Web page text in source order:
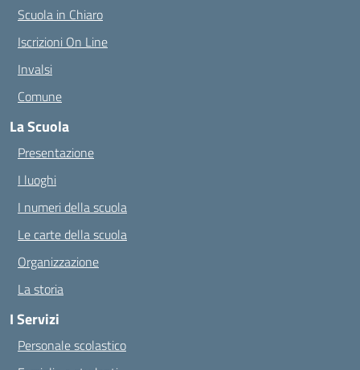
Scuola in Chiaro
Iscrizioni On Line
Invalsi
Comune
La Scuola
Presentazione
I luoghi
I numeri della scuola
Le carte della scuola
Organizzazione
La storia
I Servizi
Personale scolastico